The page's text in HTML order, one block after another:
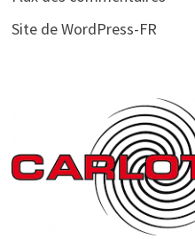
Site de WordPress-FR